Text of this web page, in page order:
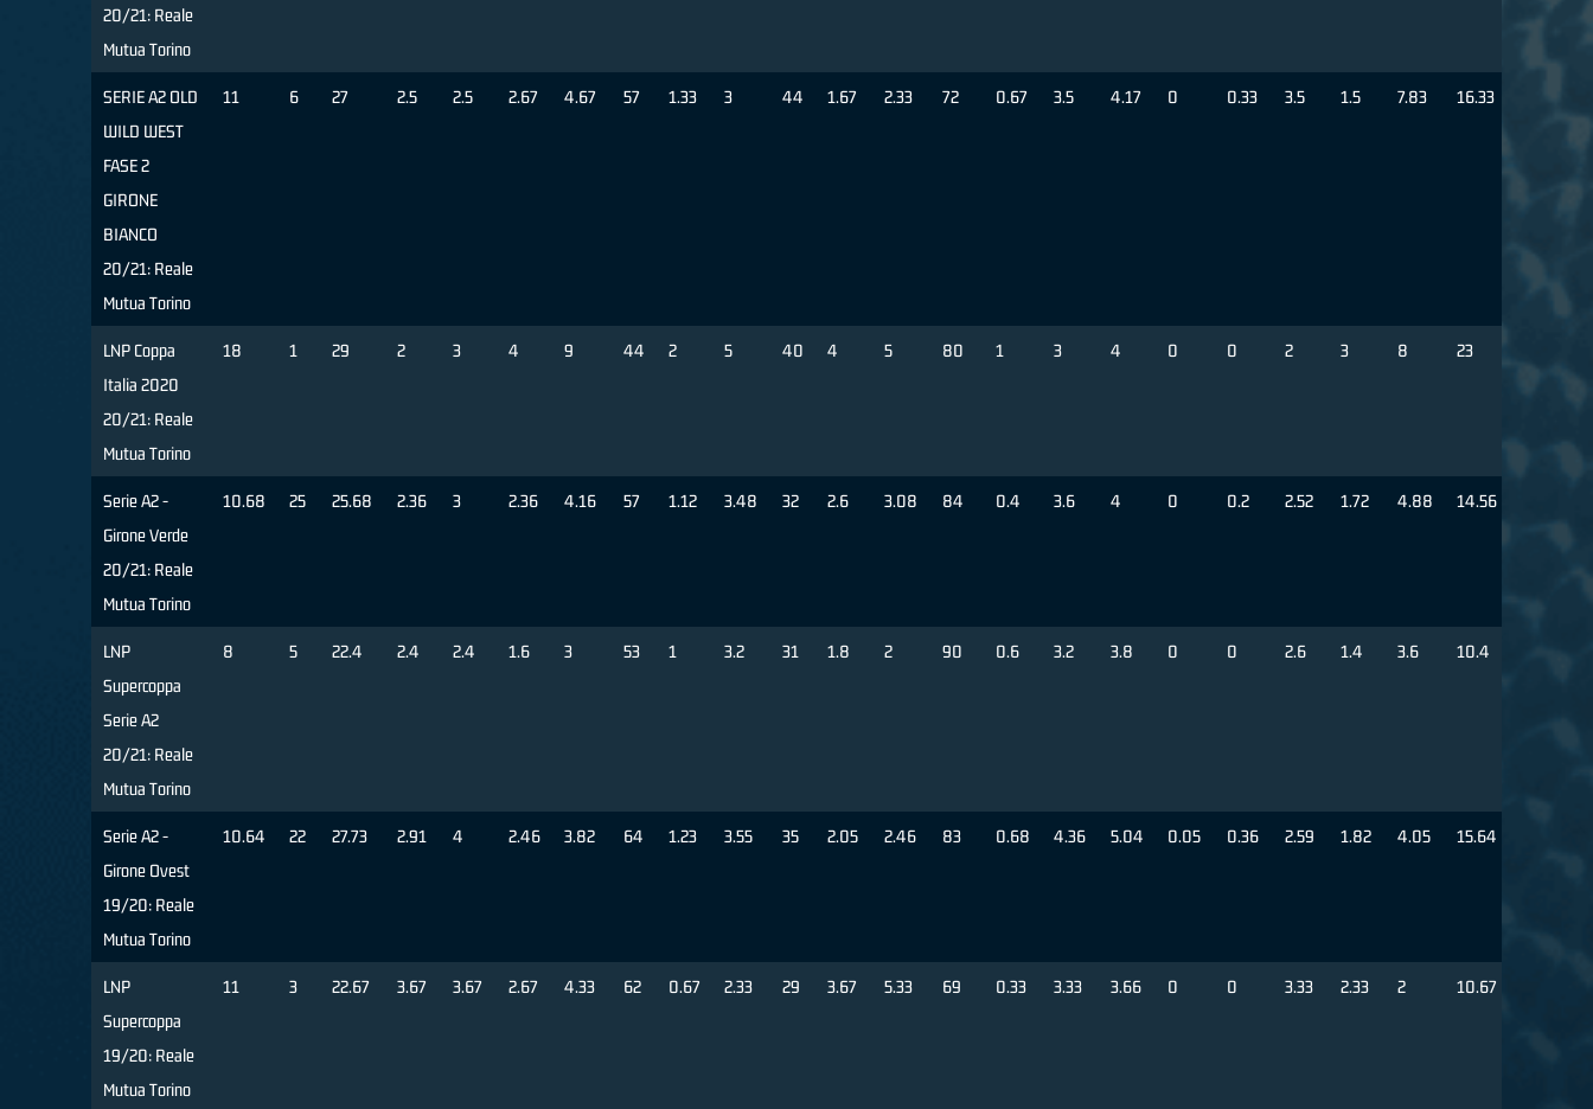
20/21: Reale
Mutua Torino
SERIE A2 OLD
WILD WEST
FASE 2
GIRONE
BIANCO
20/21: Reale
Mutua Torino
11 6 27 2.5 2.5 2.67 4.67 57 1.33 3 44 1.67 2.33 72 0.67 3.5 4.17 0 0.33 3.5 1.5 7.83 16.33
LNP Coppa
Italia 2020
20/21: Reale
Mutua Torino
18 1 29 2 3 4 9 44 2 5 40 4 5 80 1 3 4 0 0 2 3 8 23
Serie A2 -
Girone Verde
20/21: Reale
Mutua Torino
10.68 25 25.68 2.36 3 2.36 4.16 57 1.12 3.48 32 2.6 3.08 84 0.4 3.6 4 0 0.2 2.52 1.72 4.88 14.56
LNP
Supercoppa
Serie A2
20/21: Reale
Mutua Torino
8 5 22.4 2.4 2.4 1.6 3 53 1 3.2 31 1.8 2 90 0.6 3.2 3.8 0 0 2.6 1.4 3.6 10.4
Serie A2 -
Girone Ovest
19/20: Reale
Mutua Torino
10.64 22 27.73 2.91 4 2.46 3.82 64 1.23 3.55 35 2.05 2.46 83 0.68 4.36 5.04 0.05 0.36 2.59 1.82 4.05 15.64
LNP
Supercoppa
19/20: Reale
Mutua Torino
11 3 22.67 3.67 3.67 2.67 4.33 62 0.67 2.33 29 3.67 5.33 69 0.33 3.33 3.66 0 0 3.33 2.33 2 10.67